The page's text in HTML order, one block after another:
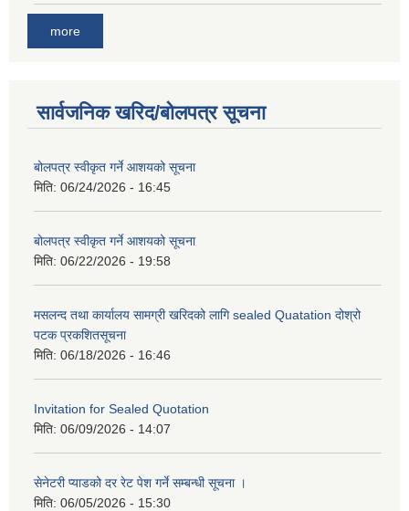
more
सार्वजनिक खरिद/बोलपत्र सूचना
बोलपत्र स्वीकृत गर्ने आशयको सूचना
मिति: 06/24/2026 - 16:45
बोलपत्र स्वीकृत गर्ने आशयको सूचना
मिति: 06/22/2026 - 19:58
मसलन्द तथा कार्यालय सामग्री खरिदको लागि sealed Quatation दोश्रो
पटक प्रकशितसूचना
मिति: 06/18/2026 - 16:46
Invitation for Sealed Quotation
मिति: 06/09/2026 - 14:07
सेनेटरी प्याडको दर रेट पेश गर्ने सम्बन्धी सूचना ।
मिति: 06/05/2026 - 15:30